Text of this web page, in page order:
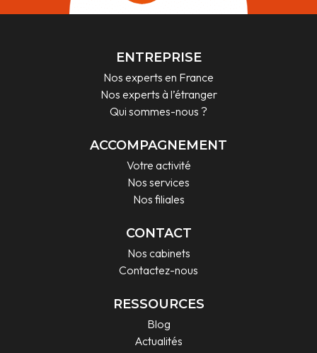
ENTREPRISE
Nos experts en France
Nos experts à l’étranger
Qui sommes-nous ?
ACCOMPAGNEMENT
Votre activité
Nos services
Nos filiales
CONTACT
Nos cabinets
Contactez-nous
RESSOURCES
Blog
Actualités